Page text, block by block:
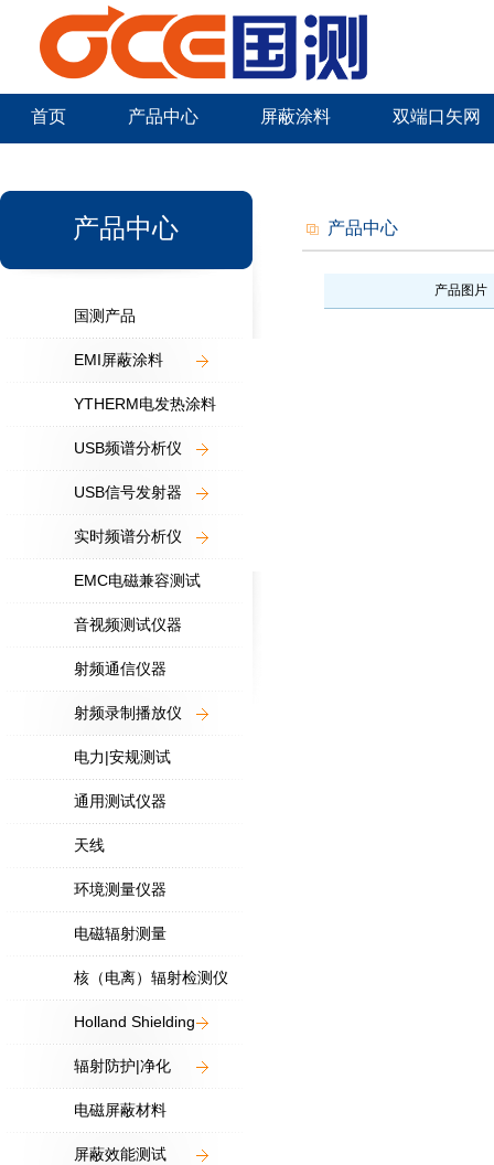
首页 产品中心 屏蔽涂料 双端口矢网
产品中心
国测产品
EMI屏蔽涂料
YTHERM电发热涂料
USB频谱分析仪
USB信号发射器
实时频谱分析仪
EMC电磁兼容测试
音视频测试仪器
射频通信仪器
射频录制播放仪
电力|安规测试
通用测试仪器
天线
环境测量仪器
电磁辐射测量
核（电离）辐射检测仪
Holland Shielding
辐射防护|净化
电磁屏蔽材料
屏蔽效能测试
产品中心
产品图片